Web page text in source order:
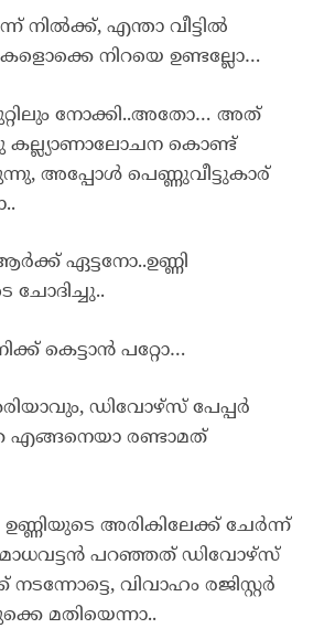
നിൽക്ക്, എന്താ വീട്ടിൽ
നിറയെ ഉണ്ടല്ലോ…
നോക്കി..അതോ… അത്
കൊണ്ട്
അപ്പോൾ പെണ്ണുവീട്ടുകാര്
ഏട്ടനോ..ഉണ്ണി
കെട്ടാൻ പറ്റോ…
ഡിവോഴ്സ് പേപ്പർ
എങ്ങനെയാ രണ്ടാമത്
അരികിലേക്ക് ചേർന്ന്
പറഞ്ഞത് ഡിവോഴ്സ്
വിവാഹം രജിസ്റ്റർ
മതിയെന്നാ..